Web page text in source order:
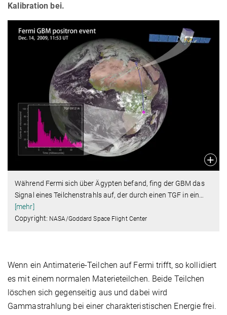
Kalibration bei.
Während Fermi sich über Ägypten befand, fing der GBM das
Signal eines Teilchenstrahls auf, der durch einen TGF in ein
[mehr]
Copyright: NASA/Goddard Space Flight Center
Wenn ein Antimaterie-Teilchen auf Fermi trifft, so kollidiert
es mit einem normalen Materieteilchen. Beide Teilchen
löschen sich gegenseitig aus und dabei wird
Gammastrahlung bei einer charakteristischen Energie frei.